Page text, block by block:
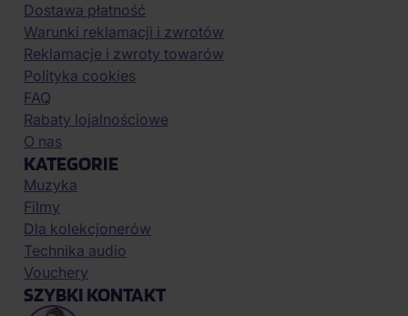
Dostawa płatność
Warunki reklamacji i zwrotów
Reklamacje i zwroty towarów
Polityka cookies
FAQ
Rabaty lojalnościowe
O nas
KATEGORIE
Muzyka
Filmy
Dla kolekcjonerów
Technika audio
Vouchery
SZYBKI KONTAKT